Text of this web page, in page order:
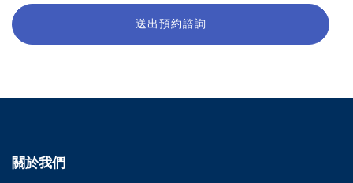
送出預約諮詢
關於我們